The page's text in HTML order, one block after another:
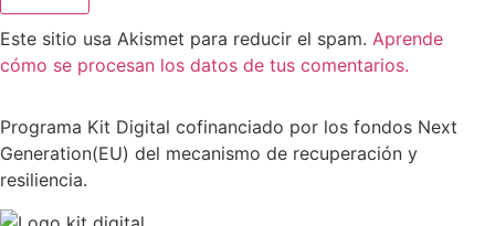
Este sitio usa Akismet para reducir el spam. Aprende
cómo se procesan los datos de tus comentarios.
Programa Kit Digital cofinanciado por los fondos Next
Generation(EU) del mecanismo de recuperación y
resiliencia.